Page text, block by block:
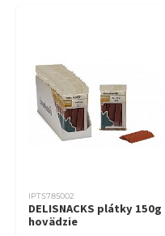
IPTS785002
DELISNACKS plátky 150g
hovädzie